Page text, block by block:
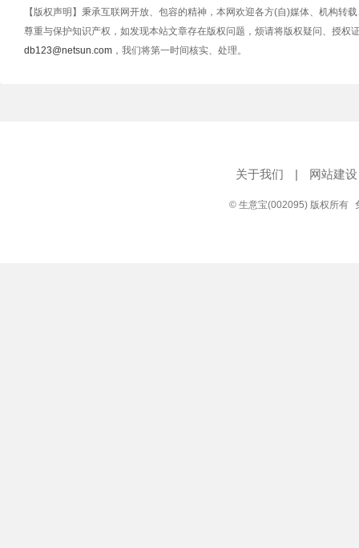
【版权声明】秉承互联网开放、包容的精神，本网欢迎各方(自)媒体、机构转
尊重与保护知识产权，如发现本站文章存在版权问题，烦请将版权疑问、授权
db123@netsun.com ，我们将第一时间核实、处理。
关于我们 | 网站建设
© 生意宝(002095) 版权所有